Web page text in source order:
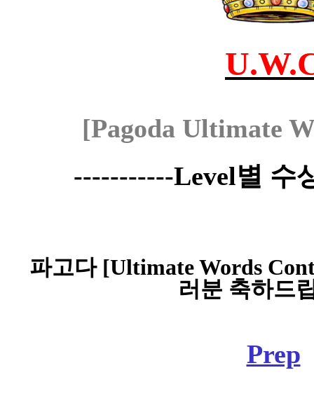
[Pagoda Ultimate
-----------Level별 수
파고다 [Ultimate Words
러분 축하드
Prep